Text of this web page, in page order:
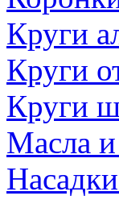
Круги
Круги
Круги
Масла